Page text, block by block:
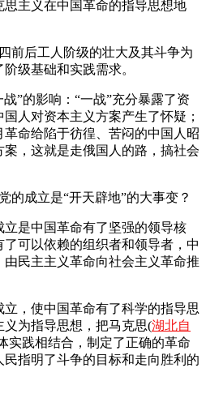
主义在中国革命的指导思想地
后工人阶级的壮大及其斗争为
级基础和实践需求。
的影响：“一战”充分暴露了资
人对资本主义方案产生了怀疑；
命给陷于彷徨、苦闷的中国人昭
，这就是走俄国人的路，搞社会
成立是“开天辟地”的大事变？
是中国革命有了坚强的领导核
可以依赖的组织者和领导者，中
民主主义革命向社会主义革命推
，使中国革命有了科学的指导思
为指导思想，把马克思(湖北自
实践相结合，制定了正确的革命
指明了斗争的目标和走向胜利的